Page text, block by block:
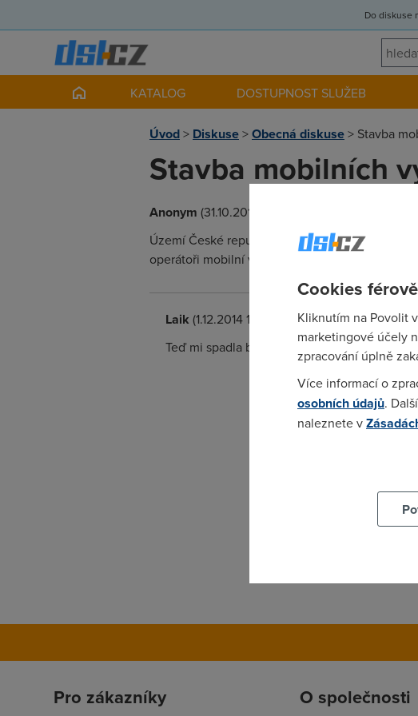
Do diskuse
KATALOG DOSTUPNOST SLUŽEB
Úvod> Diskuse>Obecná diskuse> Stavba
Stavba mobilních
Anonym (31.10.2014 11:00:00)
Území České republiky je pokryto BTS
operátoři mobilní vysílače.
Laik (1.12.2014 11:30:30)
Teď mi spadla brada...............................
Pro zákazníky O společnosti
Cookies
Kliknutím na Povolit
marketingové účely
zpracování úplně
Více informací o
osobních údajů.
naleznete v